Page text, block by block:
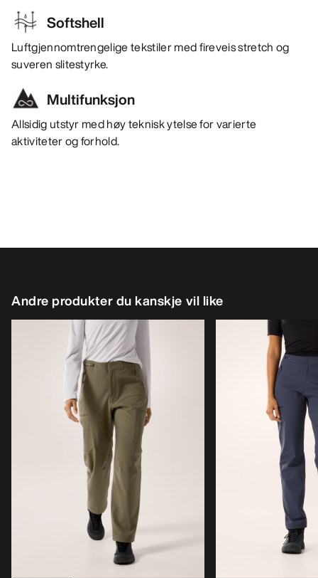
Softshell
Luftgjennomtrengelige tekstiler med fireveis stretch og
suveren slitestyrke.
Multifunksjon
Allsidig utstyr med høy teknisk ytelse for varierte
aktiviteter og forhold.
Andre produkter du kanskje vil like